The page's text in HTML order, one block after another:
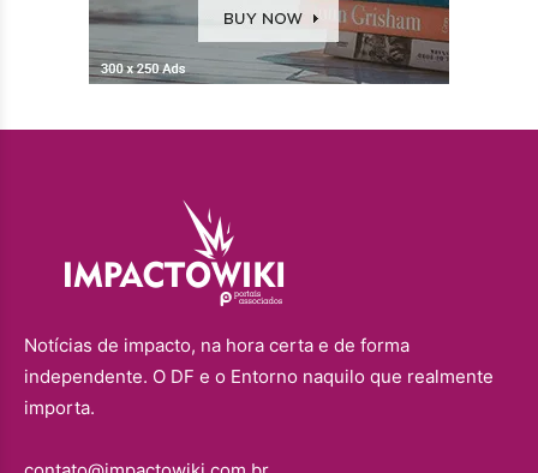
Notícias de impacto, na hora certa e de forma
independente. O DF e o Entorno naquilo que realmente
importa.